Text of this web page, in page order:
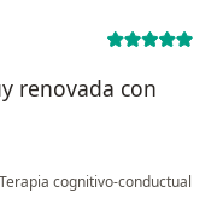
renovada con
Terapia cognitivo-conductual